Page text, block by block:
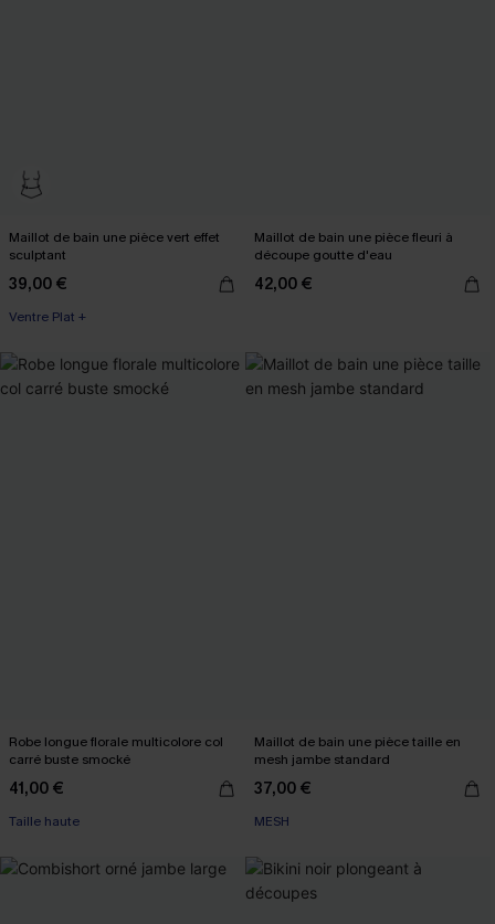
Maillot de bain une pièce vert effet
sculptant
39,00 €
Ventre Plat +
Maillot de bain une pièce fleuri à
découpe goutte d'eau
42,00 €
Robe longue florale multicolore col
carré buste smocké
41,00 €
Taille haute
Maillot de bain une pièce taille en
mesh jambe standard
37,00 €
MESH